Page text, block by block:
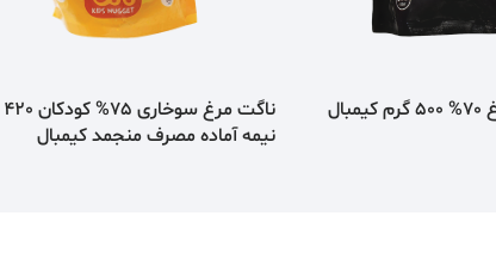
نیمه آماده مصرف منجمد کیمبال